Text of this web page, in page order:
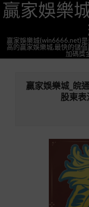
Skip
to贏家娛樂
贏家娛樂城(win6666.net)
高的贏家娛樂城,最快的儲
加碼獎
贏家娛樂城_皖
股東表